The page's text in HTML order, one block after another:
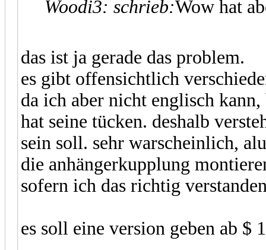
Woodi3: schrieb:Wow hat
das ist ja gerade das problem.
es gibt offensichtlich
da ich aber nicht englisch
hat seine tücken. deshalb
sein soll. sehr warscheinlich,
die anhängerkupplung
sofern ich das richtig
es soll eine version geben ab $